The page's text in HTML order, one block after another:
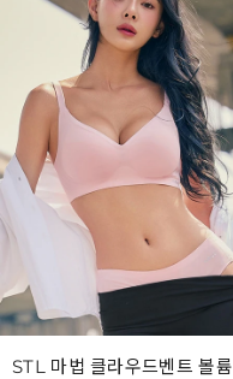
STL 마법 클라우드벤트 볼륨